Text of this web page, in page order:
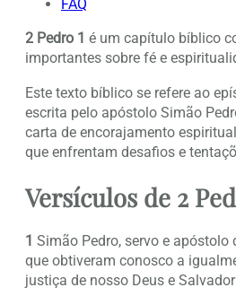
FAQ
2 Pedro 1 é um capítulo bíblico
importantes sobre fé e
Este texto bíblico se refere ao
escrita pelo apóstolo Simão
carta de encorajamento
que enfrentam desafios e
Versículos de 2
1 Simão Pedro, servo e apóstolo
que obtiveram conosco a
justiça de nosso Deus e